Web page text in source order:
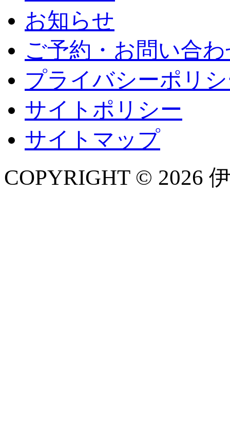
お知らせ
ご予約・お問い合
プライバシーポリ
サイトポリシー
サイトマップ
COPYRIGHT © 2026